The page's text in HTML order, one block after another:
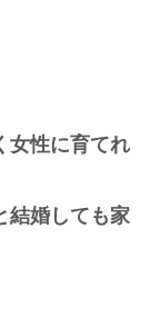
女性に育てれ
結婚しても家